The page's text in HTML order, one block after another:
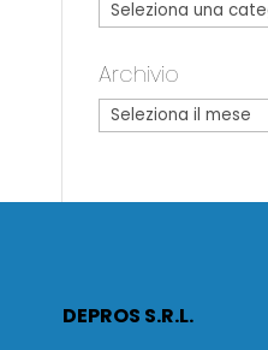
Archivio
DEPROS S.R.L.